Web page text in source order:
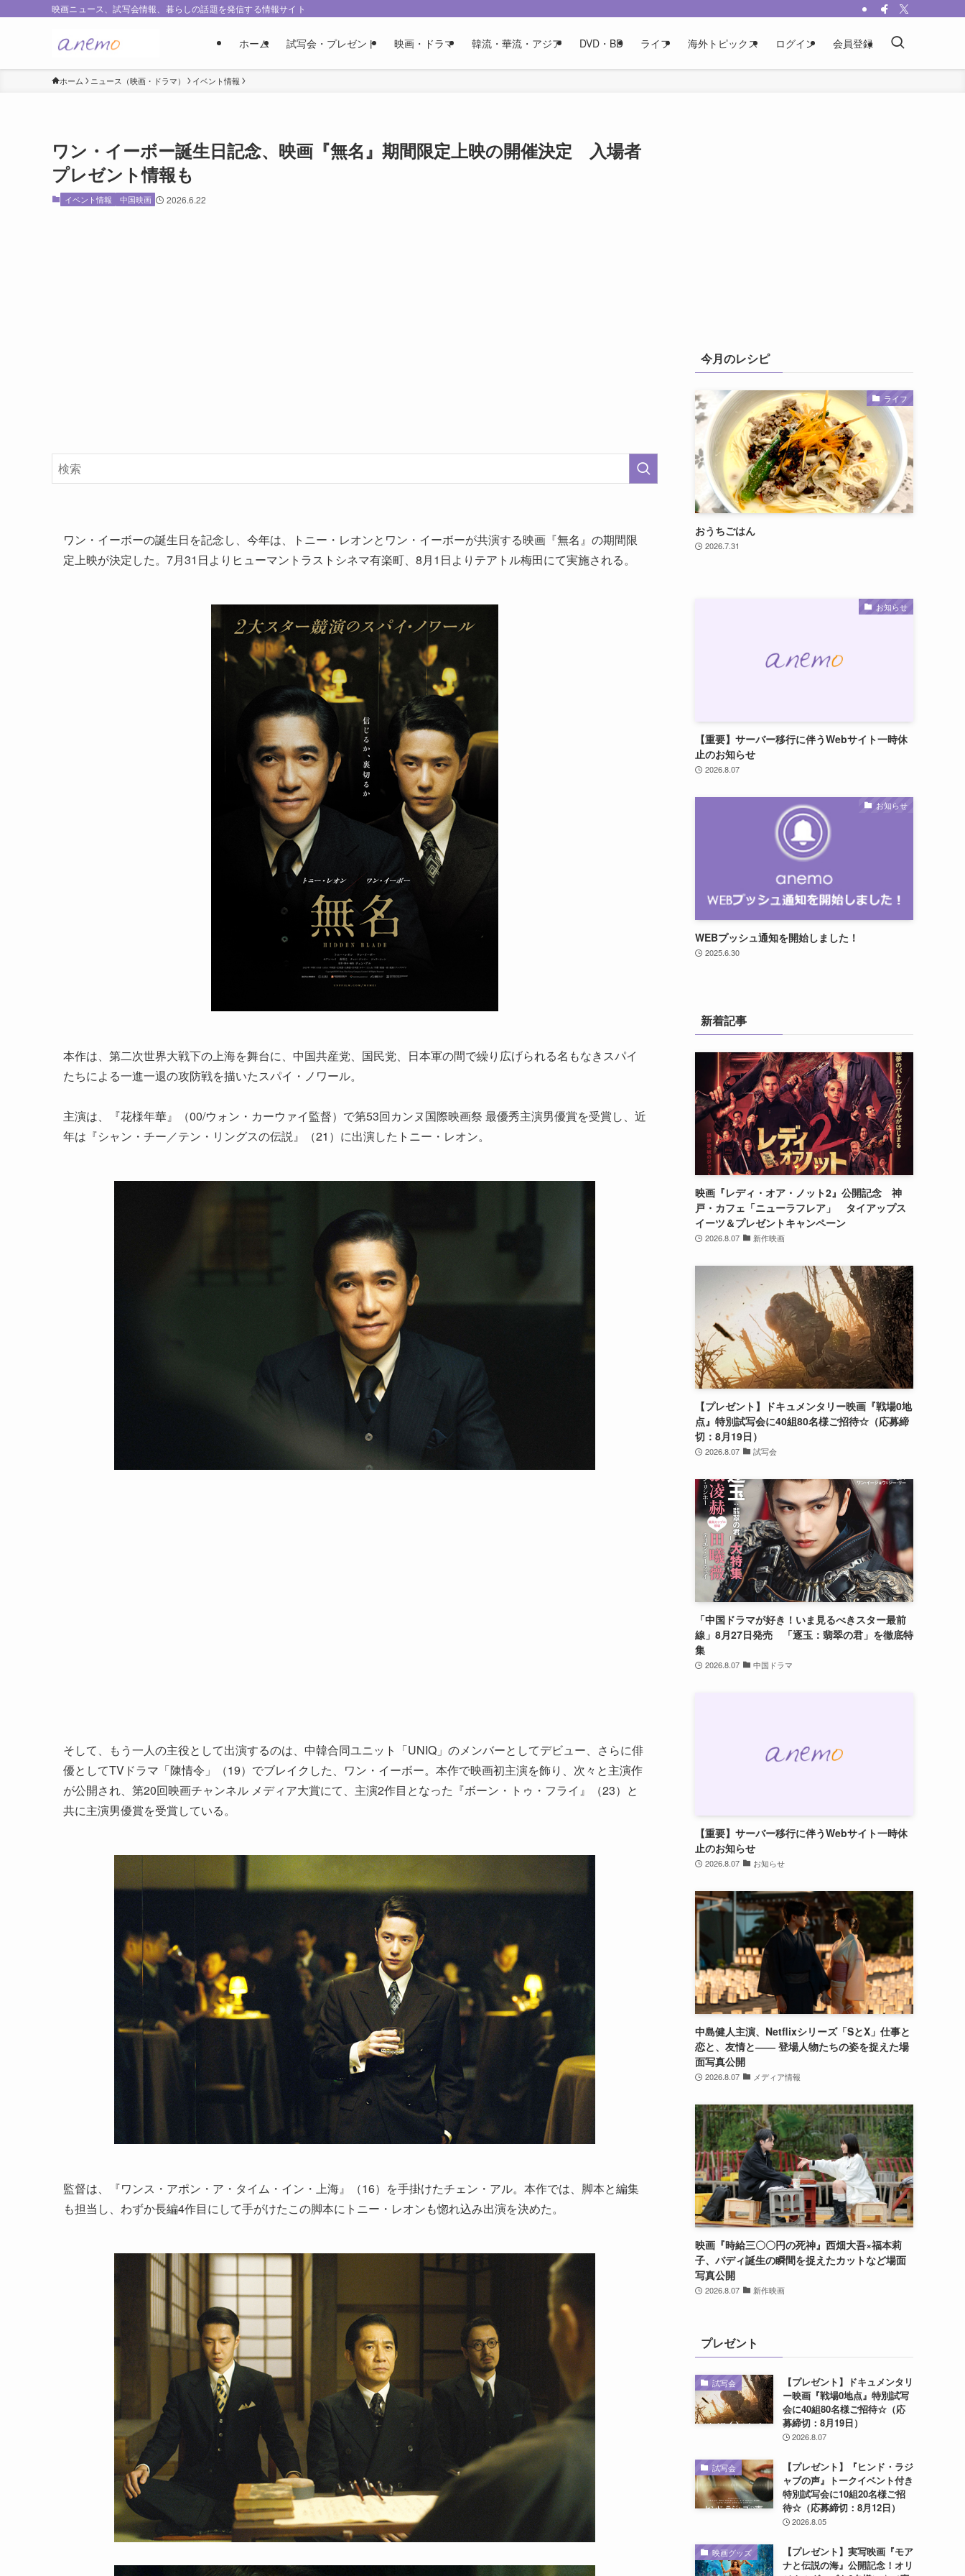
映画ニュース、試写会情報、暮らしの話題を発信する情報サイト
ホーム 試写会・プレゼント 映画・ドラマ 韓流・華流・アジア DVD・BD ライフ 海外トピックス ログイン 会員登録
ホーム ニュース（映画・ドラマ） イベント情報
ワン・イーボー誕生日記念、映画『無名』期間限定上映の開催決定 入場者
プレゼント情報も
イベント情報 中国映画 2026.6.22
ワン・イーボーの誕生日を記念し、今年は、トニー・レオンとワン・イーボーが共演する映画『無名』の期間限
定上映が決定した。7月31日よりヒューマントラストシネマ有楽町、8月1日よりテアトル梅田にて実施される。
本作は、第二次世界大戦下の上海を舞台に、中国共産党、国民党、日本軍の間で繰り広げられる名もなきスパイ
たちによる一進一退の攻防戦を描いたスパイ・ノワール。
主演は、『花様年華』（00/ウォン・カーウァイ監督）で第53回カンヌ国際映画祭 最優秀主演男優賞を受賞し、近
年は『シャン・チー／テン・リングスの伝説』（21）に出演したトニー・レオン。
そして、もう一人の主役として出演するのは、中韓合同ユニット「UNIQ」のメンバーとしてデビュー、さらに俳
優としてTVドラマ「陳情令」（19）でブレイクした、ワン・イーボー。本作で映画初主演を飾り、次々と主演作
が公開され、第20回映画チャンネル メディア大賞にて、主演2作目となった『ボーン・トゥ・フライ』（23）と
共に主演男優賞を受賞している。
監督は、『ワンス・アポン・ア・タイム・イン・上海』（16）を手掛けたチェン・アル。本作では、脚本と編集
も担当し、わずか長編4作目にして手がけたこの脚本にトニー・レオンも惚れ込み出演を決めた。
今月のレシピ
ライフ
おうちごはん
2026.7.31
お知らせ
【重要】サーバー移行に伴うWebサイト一時休
止のお知らせ
2026.8.07
お知らせ
WEBプッシュ通知を開始しました！
2025.6.30
新着記事
映画『レディ・オア・ノット2』公開記念 神
戸・カフェ「ニューラフレア」 タイアップス
イーツ＆プレゼントキャンペーン
2026.8.07 新作映画
【プレゼント】ドキュメンタリー映画『戦場0地
点』特別試写会に40組80名様ご招待☆（応募締
切：8月19日）
2026.8.07 試写会
「中国ドラマが好き！いま見るべきスター最前
線」8月27日発売 「逐玉：翡翠の君」を徹底特
集
2026.8.07 中国ドラマ
【重要】サーバー移行に伴うWebサイト一時休
止のお知らせ
2026.8.07 お知らせ
中島健人主演、Netflixシリーズ「SとX」仕事と
恋と、友情と―― 登場人物たちの姿を捉えた場
面写真公開
2026.8.07 メディア情報
映画『時給三〇〇円の死神』西畑大吾×福本莉
子、バディ誕生の瞬間を捉えたカットなど場面
写真公開
2026.8.07 新作映画
プレゼント
試写会
【プレゼント】ドキュメンタリ
ー映画『戦場0地点』特別試写
会に40組80名様ご招待☆（応
募締切：8月19日）
2026.8.07
試写会
【プレゼント】『ヒンド・ラジ
ャブの声』トークイベント付き
特別試写会に10組20名様ご招
待☆（応募締切：8月12日）
2026.8.05
映画グッズ
【プレゼント】実写映画『モア
ナと伝説の海』公開記念！オリ